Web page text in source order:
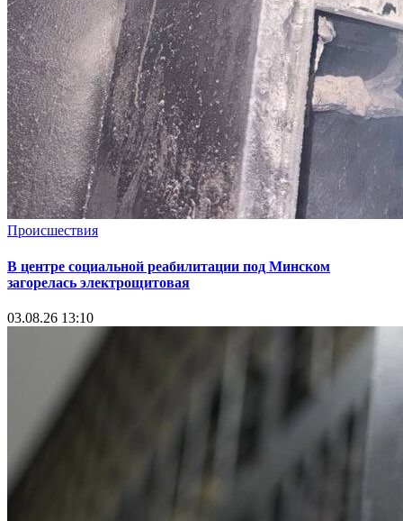
Происшествия
В центре социальной реабилитации под Минском
загорелась электрощитовая
03.08.26 13:10